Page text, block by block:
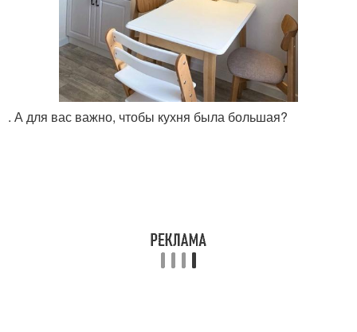
. А для вас важно, чтобы кухня была большая?